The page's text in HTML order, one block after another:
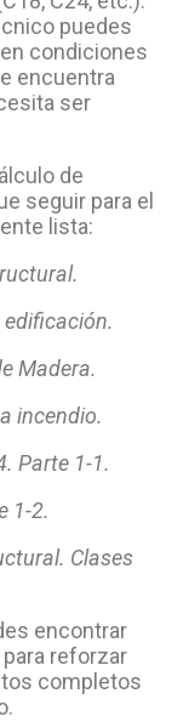
puedes
condiciones
encuentra
ser
de
seguir para el
lista:
edificación.
Madera.
incendio.
Parte 1-1.
1-2.
Clases
encontrar
reforzar
completos